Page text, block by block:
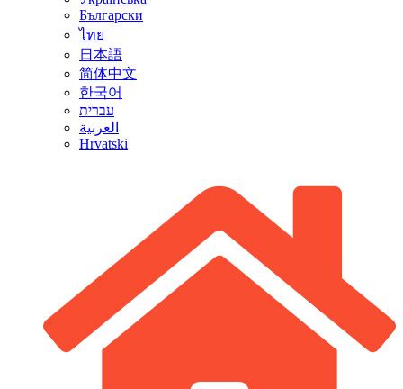
Български
ไทย
日本語
简体中文
한국어
עברית
العربية
Hrvatski